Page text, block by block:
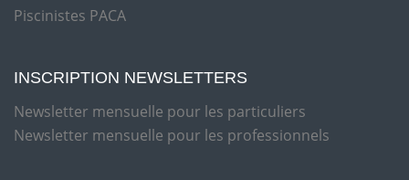
Piscinistes PACA
INSCRIPTION NEWSLETTERS
Newsletter mensuelle pour les particuliers
Newsletter mensuelle pour les professionnels